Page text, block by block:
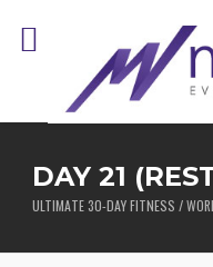
DAY 21
ULTIMATE 30-DAY FITNESS /